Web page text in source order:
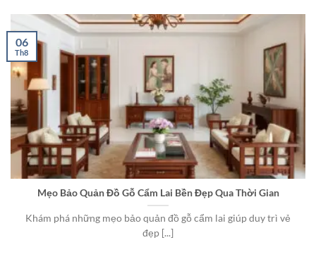
Mẹo Bảo Quản Đồ Gỗ Cẩm Lai Bền Đẹp Qua Thời Gian
Khám phá những mẹo bảo quản đồ gỗ cẩm lai giúp duy trì vẻ
đẹp [...]
06
Th8